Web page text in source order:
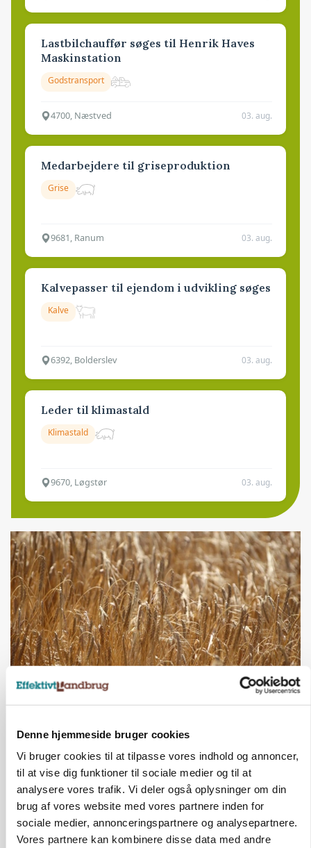
Denne hjemmeside bruger cookies
Vi bruger cookies til at tilpasse vores indhold og annoncer,
til at vise dig funktioner til sociale medier og til at
analysere vores trafik. Vi deler også oplysninger om din
brug af vores website med vores partnere inden for
sociale medier, annonceringspartnere og analysepartnere.
Vores partnere kan kombinere disse data med andre
Lastbilchauffør søges til Henrik Haves
Maskinstation
Godstransport
4700, Næstved 03. aug.
Medarbejdere til griseproduktion
Grise
9681, Ranum 03. aug.
Kalvepasser til ejendom i udvikling søges
Kalve
6392, Bolderslev 03. aug.
Leder til klimastald
Klimastald
9670, Løgstør 03. aug.